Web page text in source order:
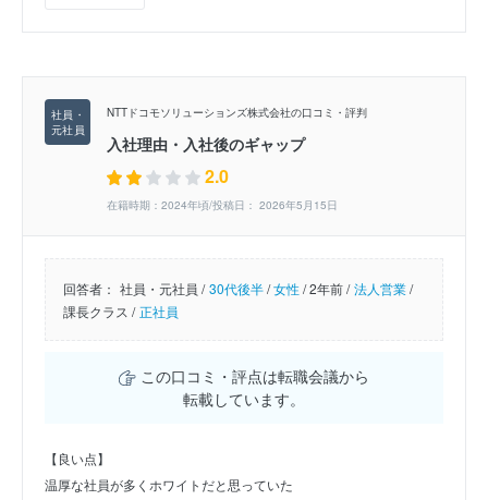
NTTドコモソリューションズ株式会社の口コミ・評判
入社理由・入社後のギャップ
2.0
在籍時期：2024年頃/投稿日： 2026年5月15日
回答者： 社員・元社員 / 30代後半/女性/2年前 / 法人営業/
課長クラス / 正社員
この口コミ・評点は転職会議から
転載しています。
【良い点】
温厚な社員が多くホワイトだと思っていた